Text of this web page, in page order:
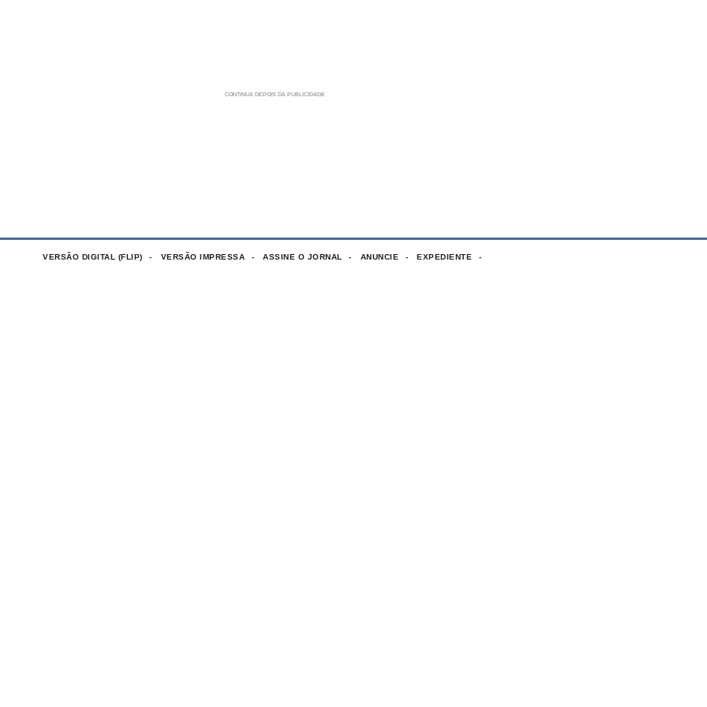
VERSÃO DIGITAL (FLIP) VERSÃO IMPRESSA ASSINE O JORNAL ANUNCIE EXPEDIENTE